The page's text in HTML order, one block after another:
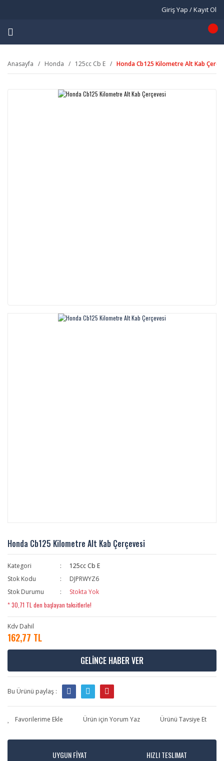
Giriş Yap / Kayıt Ol
Anasayfa Honda 125cc Cb E Honda Cb125 Kilometre Alt Kab
Honda Cb125 Kilometre Alt Kab Çerçevesi
Kategori
125cc Cb E
Stok Kodu
DJPRWYZ6
Stok Durumu
Stokta Yok
* 30,71 TL den başlayan taksitlerle!
Kdv Dahil
162,77 TL
GELİNCE HABER VER
Bu Ürünü paylaş :
Ürün için Yorum Yaz Ürünü Tavsiye Et
UYGUN FİYAT HIZLI TESLIMAT